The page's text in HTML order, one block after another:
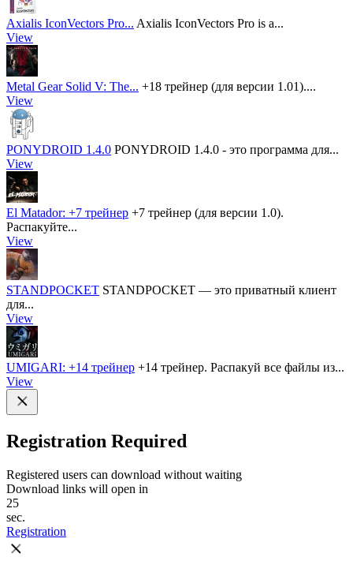
Axialis IconVectors Pro... Axialis IconVectors Pro is a...
View
Metal Gear Solid V: The... +18 трейнер (для версии 1.01)....
View
PONYDROID 1.4.0 PONYDROID 1.4.0 - это программа для...
View
El Matador: +7 трейнер +7 трейнер (для версии 1.0).
Распакуйте...
View
STANDPOCKET STANDPOCKET — это приватный клиент
для...
View
UMIGARI: +14 трейнер +14 трейнер. Распакуй все файлы из...
View
Registration Required
Registered users can download without waiting
Download links will open in
25
sec.
Registration